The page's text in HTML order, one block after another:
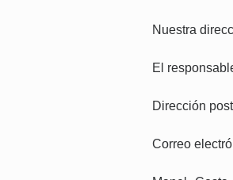
Nuestra
El
Dirección
Correo